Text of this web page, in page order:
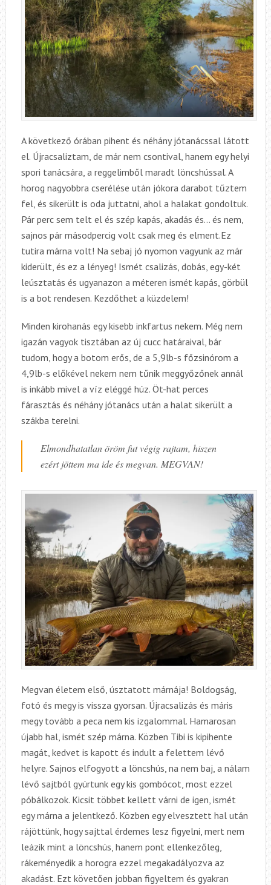
A következő órában pihent és néhány jótanácssal látott
el. Újracsaliztam, de már nem csontival, hanem egy helyi
spori tanácsára, a reggelimből maradt löncshússal. A
horog nagyobbra cserélése után jókora darabot tűztem
fel, és sikerült is oda juttatni, ahol a halakat gondoltuk.
Pár perc sem telt el és szép kapás, akadás és… és nem,
sajnos pár másodpercig volt csak meg és elment.Ez
tutira márna volt! Na sebaj jó nyomon vagyunk az már
kiderült, és ez a lényeg! Ismét csalizás, dobás, egy-két
leúsztatás és ugyanazon a méteren ismét kapás, görbül
is a bot rendesen. Kezdőthet a küzdelem!
Minden kirohanás egy kisebb inkfartus nekem. Még nem
igazán vagyok tisztában az új cucc határaival, bár
tudom, hogy a botom erős, de a 5,9lb-s főzsinórom a
4,9lb-s előkével nekem nem tűnik meggyőzőnek annál
is inkább mivel a víz eléggé húz. Öt-hat perces
fárasztás és néhány jótanács után a halat sikerült a
szákba terelni.
Elmondhatatlan öröm fut végig rajtam, hiszen
ezért jöttem ma ide és megvan. MEGVAN!
Megvan életem első, úsztatott márnája! Boldogság,
fotó és megy is vissza gyorsan. Újracsalizás és máris
megy tovább a peca nem kis izgalommal. Hamarosan
újabb hal, ismét szép márna. Közben Tibi is kipihente
magát, kedvet is kapott és indult a felettem lévő
helyre. Sajnos elfogyott a löncshús, na nem baj, a nálam
lévő sajtból gyúrtunk egy kis gombócot, most ezzel
póbálkozok. Kicsit többet kellett várni de igen, ismét
egy márna a jelentkező. Közben egy elvesztett hal után
rájöttünk, hogy sajttal érdemes lesz figyelni, mert nem
leázik mint a löncshús, hanem pont ellenkezőleg,
rákeményedik a horogra ezzel megakadályozva az
akadást. Ezt követően jobban figyeltem és gyakran